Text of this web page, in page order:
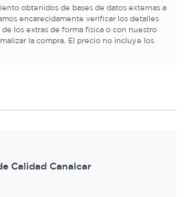
obtenidos de bases de datos externas a
encarecidamente verificar los detalles
los extras de forma física o con nuestro
la compra. El precio no incluye los
Calidad Canalcar